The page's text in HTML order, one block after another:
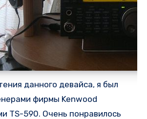
данного девайса, я был
фирмы Kenwood
TS-590. Очень понравилось